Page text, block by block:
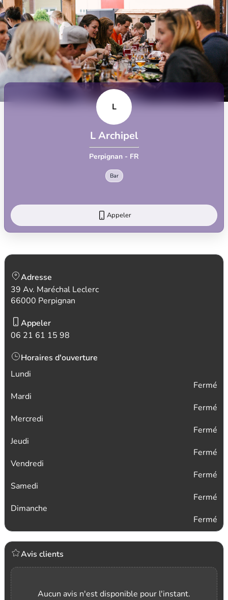
L
L Archipel
Perpignan - FR
Bar
Appeler
Adresse
39 Av. Maréchal Leclerc
66000 Perpignan
Appeler
06 21 61 15 98
Horaires d'ouverture
Lundi
Fermé
Mardi
Fermé
Mercredi
Fermé
Jeudi
Fermé
Vendredi
Fermé
Samedi
Fermé
Dimanche
Fermé
Avis clients
Aucun avis n'est disponible pour l'instant.